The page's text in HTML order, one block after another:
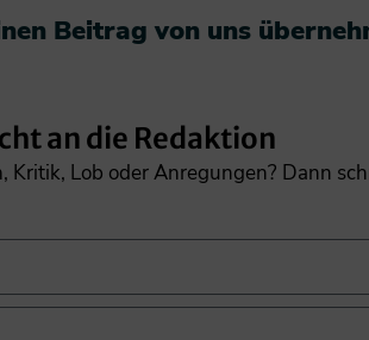
Beitrag von uns
an die Redaktion
Kritik, Lob oder Anregungen? Dann